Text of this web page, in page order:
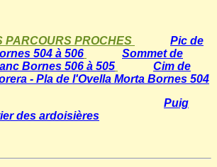
PARCOURS PROCHES
Pic de
504 à 506
Sommet de
Bornes 506 à 505
Cim de
- Pla de l'Ovella Morta Bornes 504
Puig
des ardoisières